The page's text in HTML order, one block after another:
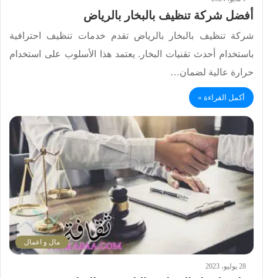
أفضل شركة تنظيف بالبخار بالرياض
شركة تنظيف بالبخار بالرياض تقدم خدمات تنظيف احترافية
باستخدام أحدث تقنيات البخار. يعتمد هذا الأسلوب على استخدام
حرارة عالية لضمان…
أكمل القراءة »
مال و اعمال
28 يوليو، 2023